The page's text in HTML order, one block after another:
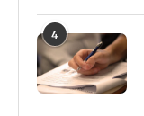
4